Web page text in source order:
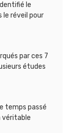
le
le réveil pour
par ces 7
études
temps passé
véritable